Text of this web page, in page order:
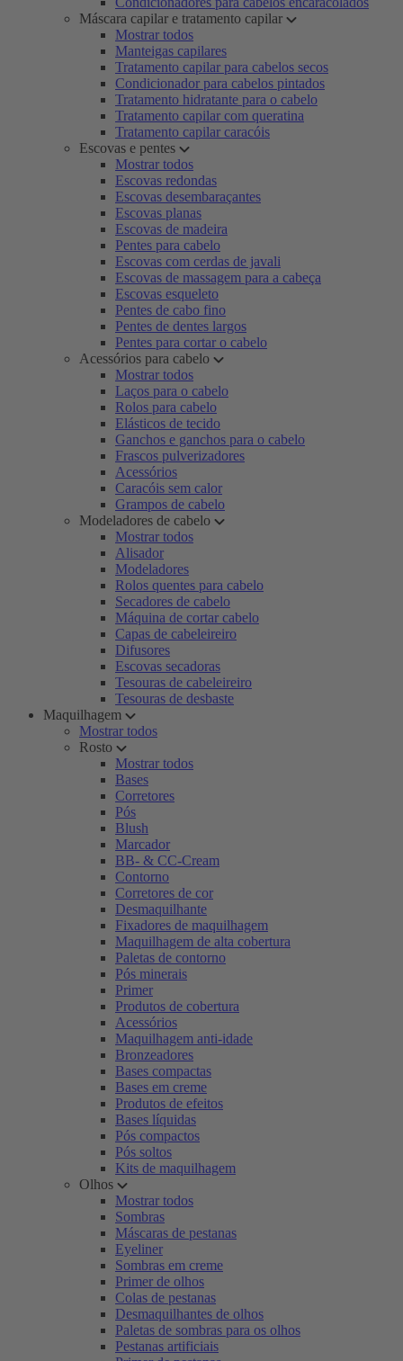
Máscara capilar e tratamento capilar
Mostrar todos
Manteigas capilares
Tratamento capilar para cabelos secos
Condicionador para cabelos pintados
Tratamento hidratante para o cabelo
Tratamento capilar com queratina
Tratamento capilar caracóis
Escovas e pentes
Mostrar todos
Escovas redondas
Escovas desembaraçantes
Escovas planas
Escovas de madeira
Pentes para cabelo
Escovas com cerdas de javali
Escovas de massagem para a cabeça
Escovas esqueleto
Pentes de cabo fino
Pentes de dentes largos
Pentes para cortar o cabelo
Acessórios para cabelo
Mostrar todos
Laços para o cabelo
Rolos para cabelo
Elásticos de tecido
Ganchos e ganchos para o cabelo
Frascos pulverizadores
Acessórios
Caracóis sem calor
Grampos de cabelo
Modeladores de cabelo
Mostrar todos
Alisador
Modeladores
Rolos quentes para cabelo
Secadores de cabelo
Máquina de cortar cabelo
Capas de cabeleireiro
Difusores
Escovas secadoras
Tesouras de cabeleireiro
Tesouras de desbaste
Maquilhagem
Mostrar todos
Rosto
Mostrar todos
Bases
Corretores
Pós
Blush
Marcador
BB- & CC-Cream
Contorno
Corretores de cor
Desmaquilhante
Fixadores de maquilhagem
Maquilhagem de alta cobertura
Paletas de contorno
Pós minerais
Primer
Produtos de cobertura
Acessórios
Maquilhagem anti-idade
Bronzeadores
Bases compactas
Bases em creme
Produtos de efeitos
Bases líquidas
Pós compactos
Pós soltos
Kits de maquilhagem
Olhos
Mostrar todos
Sombras
Máscaras de pestanas
Eyeliner
Sombras em creme
Primer de olhos
Colas de pestanas
Desmaquilhantes de olhos
Paletas de sombras para os olhos
Pestanas artificiais